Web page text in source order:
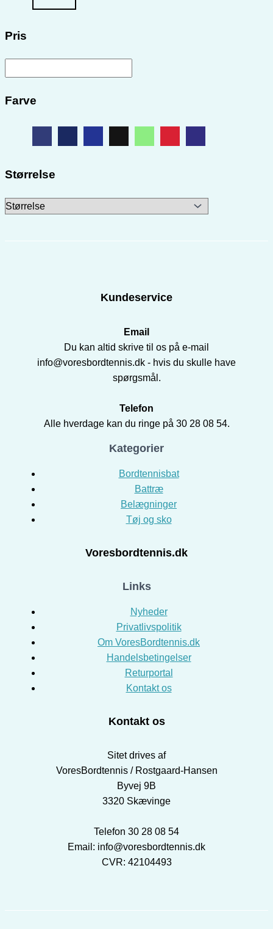
Pris
Farve
Størrelse
Kundeservice
Email
Du kan altid skrive til os på e-mail
info@voresbordtennis.dk - hvis du skulle have
spørgsmål.
Telefon
Alle hverdage kan du ringe på 30 28 08 54.
Kategorier
Bordtennisbat
Battræ
Belægninger
Tøj og sko
Voresbordtennis.dk
Links
Nyheder
Privatlivspolitik
Om VoresBordtennis.dk
Handelsbetingelser
Returportal
Kontakt os
Kontakt os
Sitet drives af
VoresBordtennis / Rostgaard-Hansen
Byvej 9B
3320 Skævinge
Telefon 30 28 08 54
Email: info@voresbordtennis.dk
CVR: 42104493